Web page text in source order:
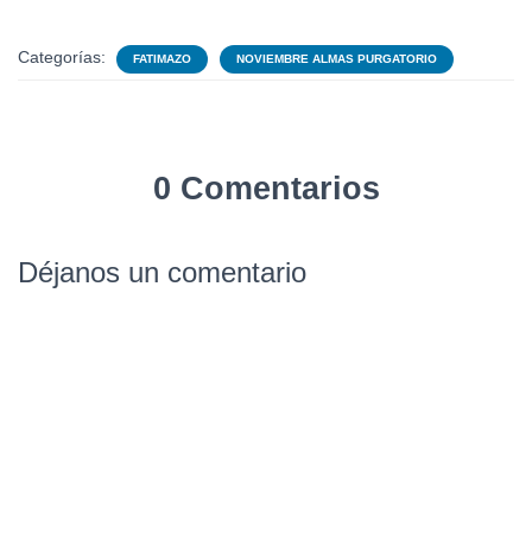
Categorías: FATIMAZO NOVIEMBRE ALMAS PURGATORIO
0 Comentarios
Déjanos un comentario